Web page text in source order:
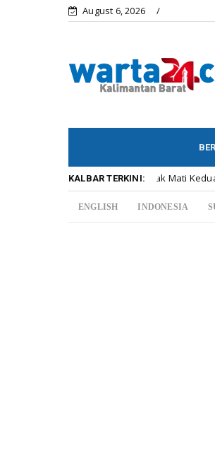
August 6, 2026
KALBAR TERKINI:
Polisi Tega Menembak Mati Kedua Orang ...
ENGLISH INDONESIA